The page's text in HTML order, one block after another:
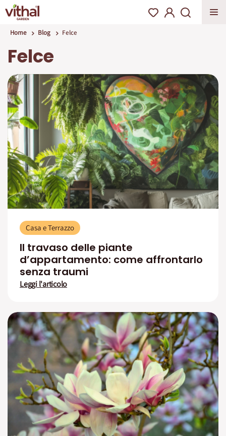
Home Blog Felce
Felce
Casa e Terrazzo
Il travaso delle piante
d’appartamento: come affrontarlo
senza traumi
Leggi l'articolo